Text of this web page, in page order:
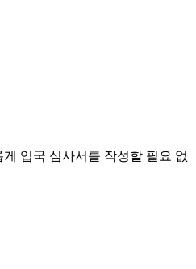
입국 심사서를 작성할 필요 없